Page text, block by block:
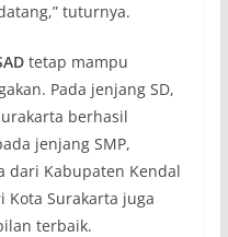
tuturnya.
tetap mampu
Pada jenjang SD,
berhasil
jenjang SMP,
dari Kabupaten Kendal
Kota Surakarta juga
terbaik.